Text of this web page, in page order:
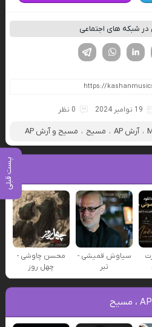
پست قبلی
در شبکه های اجتماعی
لینکدین تویتر
فیسوک
19 نوامبر 2024 0 نظر
، آرش AP ، مسیح ، مسیح و آرش AP
سیاوش قمیشی -
تبر
محسن چاوشی -
چهل روز